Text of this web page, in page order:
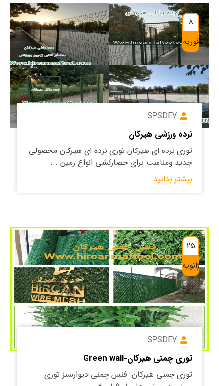
8
فوریه
SPSDEV
نرده ورزشی هیرکان
توری نرده ای هیرکان توری نرده ای هیرکان محصولی
جدید ومناسب برای حصارکشی انواع زمین ...
بیشتر بدانید
25
ژانویه
SPSDEV
توری چمنی هیرکان-Green wall
توری چمنی هیرکان- فنس چمنی-دیوارسبز توری